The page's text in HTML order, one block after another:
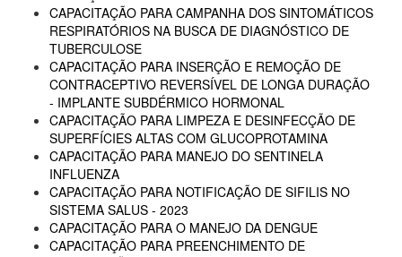
CAPACITAÇÃO PARA CAMPANHA DOS SINTOMÁTICOS
RESPIRATÓRIOS NA BUSCA DE DIAGNÓSTICO DE
TUBERCULOSE
CAPACITAÇÃO PARA INSERÇÃO E REMOÇÃO DE
CONTRACEPTIVO REVERSÍVEL DE LONGA DURAÇÃO
- IMPLANTE SUBDÉRMICO HORMONAL
CAPACITAÇÃO PARA LIMPEZA E DESINFECÇÃO DE
SUPERFÍCIES ALTAS COM GLUCOPROTAMINA
CAPACITAÇÃO PARA MANEJO DO SENTINELA
INFLUENZA
CAPACITAÇÃO PARA NOTIFICAÇÃO DE SIFILIS NO
SISTEMA SALUS - 2023
CAPACITAÇÃO PARA O MANEJO DA DENGUE
CAPACITAÇÃO PARA PREENCHIMENTO DE